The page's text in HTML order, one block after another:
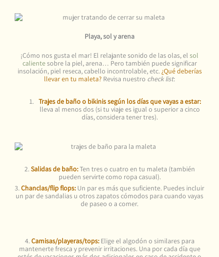
Playa, sol y arena
¡Cómo nos gusta el mar! El relajante sonido de las olas, el sol
calientesobre la piel, arena… Pero también puede significar
insolación, piel reseca, cabello incontrolable, etc.¿Qué deberías
llevar en tu maleta? Revisa nuestro check list:
Trajes de baño o bikinis según los días que vayas a estar:
lleva al menos dos (si tu viaje es igual o superior a cinco
días, considera tener tres).
2.Salidas de baño:Ten tres o cuatro en tu maleta (también
pueden servirte como ropa casual).
3.Chanclas/flip flops: Un par es más que suficiente. Puedes incluir
un par de sandalias u otros zapatos cómodos para cuando vayas
de paseo o a comer.
4.Camisas/playeras/tops: Elige el algodón o similares para
mantenerte fresca y prevenir irritaciones. Una por cada día que